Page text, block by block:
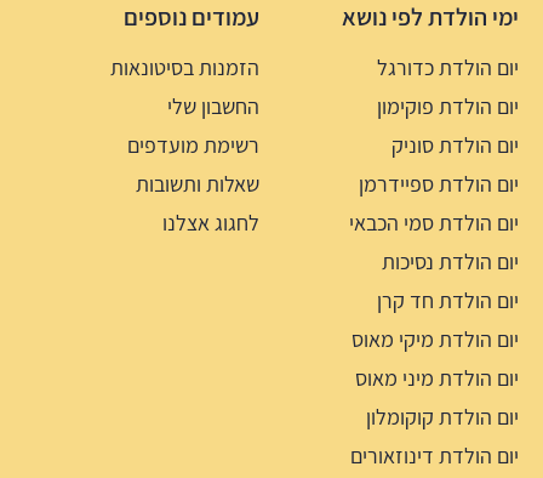
ימי הולדת לפי נושא
יום הולדת כדורגל
יום הולדת פוקימון
יום הולדת סוניק
יום הולדת ספיידרמן
יום הולדת סמי הכבאי
יום הולדת נסיכות
יום הולדת חד קרן
יום הולדת מיקי מאוס
יום הולדת מיני מאוס
יום הולדת קוקומלון
יום הולדת דינוזאורים
עמודים נוספים
הזמנות בסיטונאות
החשבון שלי
רשימת מועדפים
שאלות ותשובות
לחגוג אצלנו